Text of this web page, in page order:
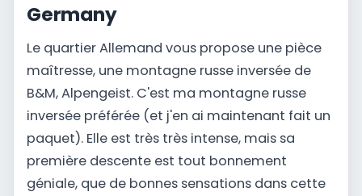
Germany
Le quartier Allemand vous propose une pièce
maîtresse, une montagne russe inversée de
B&M, Alpengeist. C'est ma montagne russe
inversée préférée (et j'en ai maintenant fait un
paquet). Elle est très très intense, mais sa
première descente est tout bonnement
géniale, que de bonnes sensations dans cette